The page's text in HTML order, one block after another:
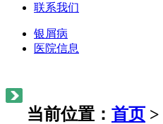
联系我们
银屑病
医院信息
当前位置： 首页 >